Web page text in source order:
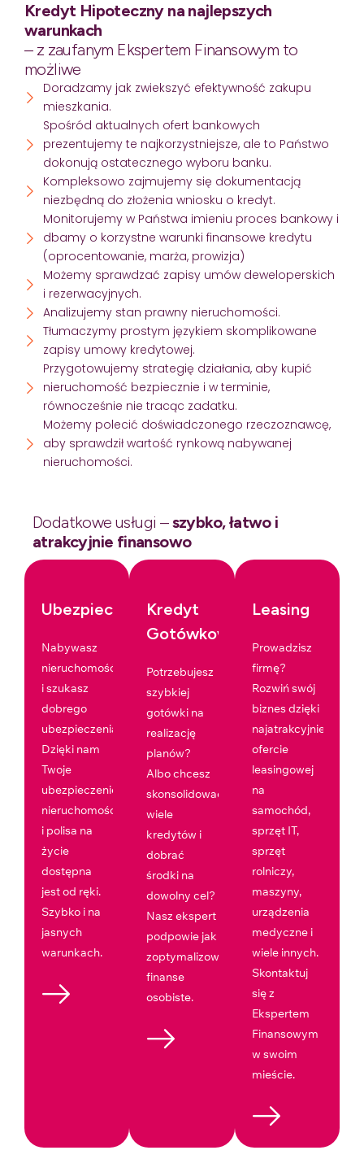
Kredyt Hipoteczny na najlepszych
warunkach
– z zaufanym Ekspertem Finansowym to
możliwe
Doradzamy jak zwiekszyć efektywność zakupu
mieszkania.
Spośród aktualnych ofert bankowych
prezentujemy te najkorzystniejsze, ale to Państwo
dokonują ostatecznego wyboru banku.
Kompleksowo zajmujemy się dokumentacją
niezbędną do złożenia wniosku o kredyt.
Monitorujemy w Państwa imieniu proces bankowy i
dbamy o korzystne warunki finansowe kredytu
(oprocentowanie, marża, prowizja)
Możemy sprawdzać zapisy umów deweloperskich
i rezerwacyjnych.
Analizujemy stan prawny nieruchomości.
Tłumaczymy prostym językiem skomplikowane
zapisy umowy kredytowej.
Przygotowujemy strategię działania, aby kupić
nieruchomość bezpiecznie i w terminie,
równocześnie nie tracąc zadatku.
Możemy polecić doświadczonego rzeczoznawcę,
aby sprawdził wartość rynkową nabywanej
nieruchomości.
Dodatkowe usługi –szybko, łatwo i
atrakcyjnie finansowo
Ubezpieczenia
Nabywasz
nieruchomość
i szukasz
dobrego
ubezpieczenia?
Dzięki nam
Twoje
ubezpieczenie
nieruchomości
i polisa na
życie
dostępna
jest od ręki.
Szybko i na
jasnych
warunkach.
Kredyt
Gotówkowy
Potrzebujesz
szybkiej
gotówki na
realizację
planów?
Albo chcesz
skonsolidować
wiele
kredytów i
dobrać
środki na
dowolny cel?
Nasz ekspert
podpowie jak
zoptymalizować
finanse
osobiste.
Leasing
Prowadzisz
firmę?
Rozwiń swój
biznes dzięki
najatrakcyjniejszej
ofercie
leasingowej
na
samochód,
sprzęt IT,
sprzęt
rolniczy,
maszyny,
urządzenia
medyczne i
wiele innych.
Skontaktuj
się z
Ekspertem
Finansowym
w swoim
mieście.